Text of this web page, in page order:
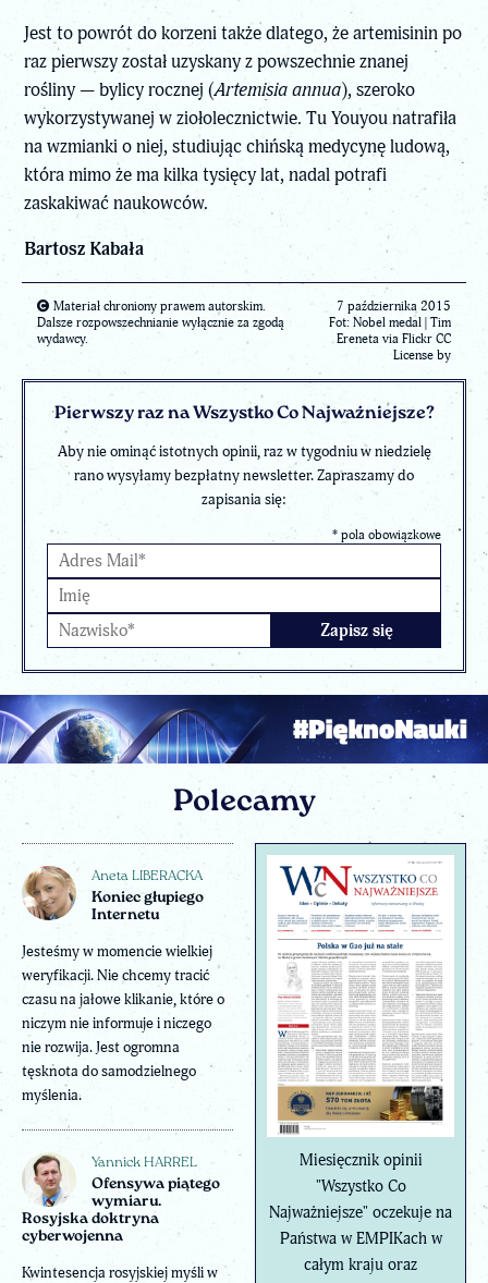
Jest to powrót do korzeni także dlatego, że artemisinin po
raz pierwszy został uzyskany z powszechnie znanej
rośliny — bylicy rocznej (Artemisia annua), szeroko
wykorzystywanej w ziołolecznictwie. Tu Youyou natrafiła
na wzmianki o niej, studiując chińską medycynę ludową,
która mimo że ma kilka tysięcy lat, nadal potrafi
zaskakiwać naukowców.
Bartosz Kabała
Materiał chroniony prawem autorskim.
Dalsze rozpowszechnianie wyłącznie za zgodą
wydawcy.
7 października 2015
Fot: Nobel medal | Tim
Ereneta via Flickr CC
License by
Pierwszy raz na Wszystko Co Najważniejsze?
Aby nie ominąć istotnych opinii, raz w tygodniu w niedzielę
rano wysyłamy bezpłatny newsletter. Zapraszamy do
zapisania się:
* pola obowiązkowe
Polecamy
Miesięcznik opinii
"Wszystko Co
Najważniejsze" oczekuje na
Państwa w EMPIKach w
całym kraju oraz
Aneta LIBERACKA
Koniec głupiego
Internetu
Jesteśmy w momencie wielkiej
weryfikacji. Nie chcemy tracić
czasu na jałowe klikanie, które o
niczym nie informuje i niczego
nie rozwija. Jest ogromna
tęsknota do samodzielnego
myślenia.
Yannick HARREL
Ofensywa piątego
wymiaru.
Rosyjska doktryna
cyberwojenna
Kwintesencja rosyjskiej myśli w